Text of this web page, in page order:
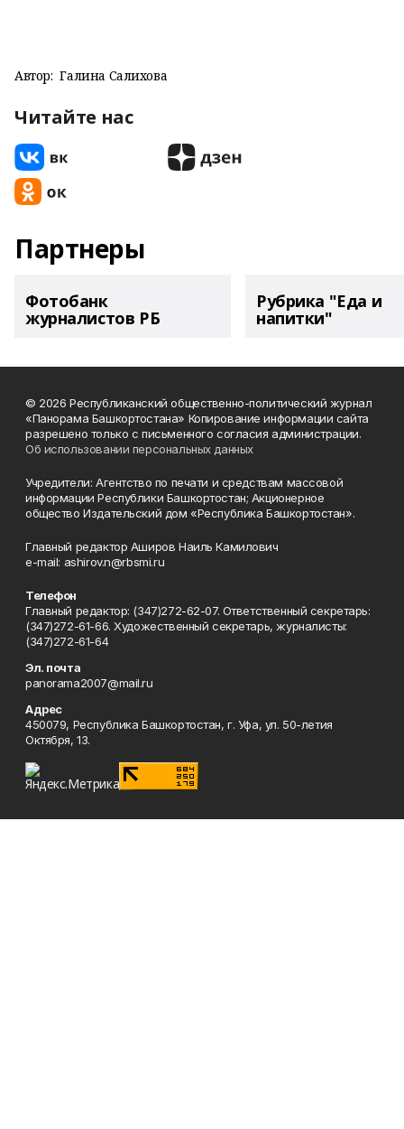
Автор: Галина Салихова
Читайте нас
Партнеры
Фотобанк
журналистов РБ
Рубрика "Еда и
напитки"
© 2026 Республиканский общественно-политический журнал
«Панорама Башкортостана» Копирование информации сайта
разрешено только с письменного согласия администрации.
Об использовании персональных данных
Учредители: Агентство по печати и средствам массовой
информации Республики Башкортостан; Акционерное
общество Издательский дом «Республика Башкортостан».
Главный редактор Аширов Наиль Камилович
e-mail: ashirov.n@rbsmi.ru
Телефон
Главный редактор: (347)272-62-07. Ответственный секретарь:
(347)272-61-66. Художественный секретарь, журналисты:
(347)272-61-64
Эл. почта
panorama2007@mail.ru
Адрес
450079, Республика Башкортостан, г. Уфа, ул. 50-летия
Октября, 13.